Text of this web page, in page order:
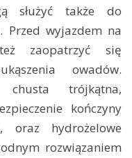
służyć także do
Przed wyjazdem na
zaopatrzyć się
owadów.
trójkątna,
kończyny
hydrożelowe
rozwiązaniem